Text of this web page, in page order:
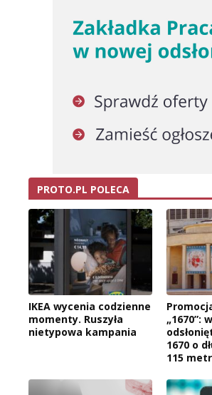
PROTO.PL POLECA
IKEA wycenia codzienne
momenty. Ruszyła
nietypowa kampania
„1670”:
1670 o
115